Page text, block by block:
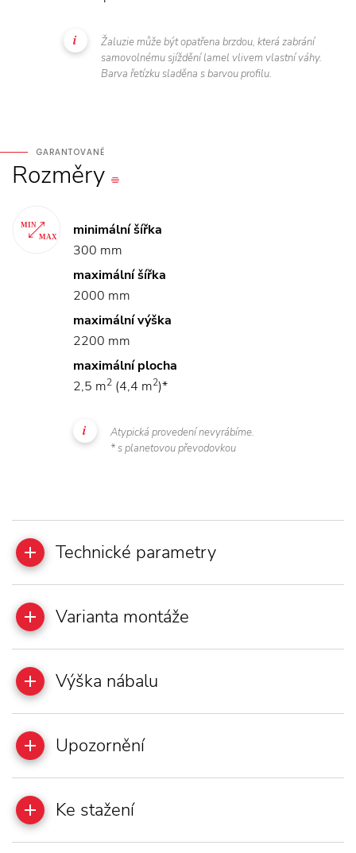
Žaluzie může být opatřena brzdou, která zabrání
samovolnému sjíždění lamel vlivem vlastní váhy.
Barva řetízku sladěna s barvou profilu.
GARANTOVANÉ
Rozměry
minimální šířka
300 mm
maximální šířka
2000 mm
maximální výška
2200 mm
maximální plocha
2,5 m2 (4,4 m2)*
Atypická provedení nevyrábíme.
* s planetovou převodovkou
Technické parametry
Varianta montáže
Výška nábalu
Upozornění
Ke stažení